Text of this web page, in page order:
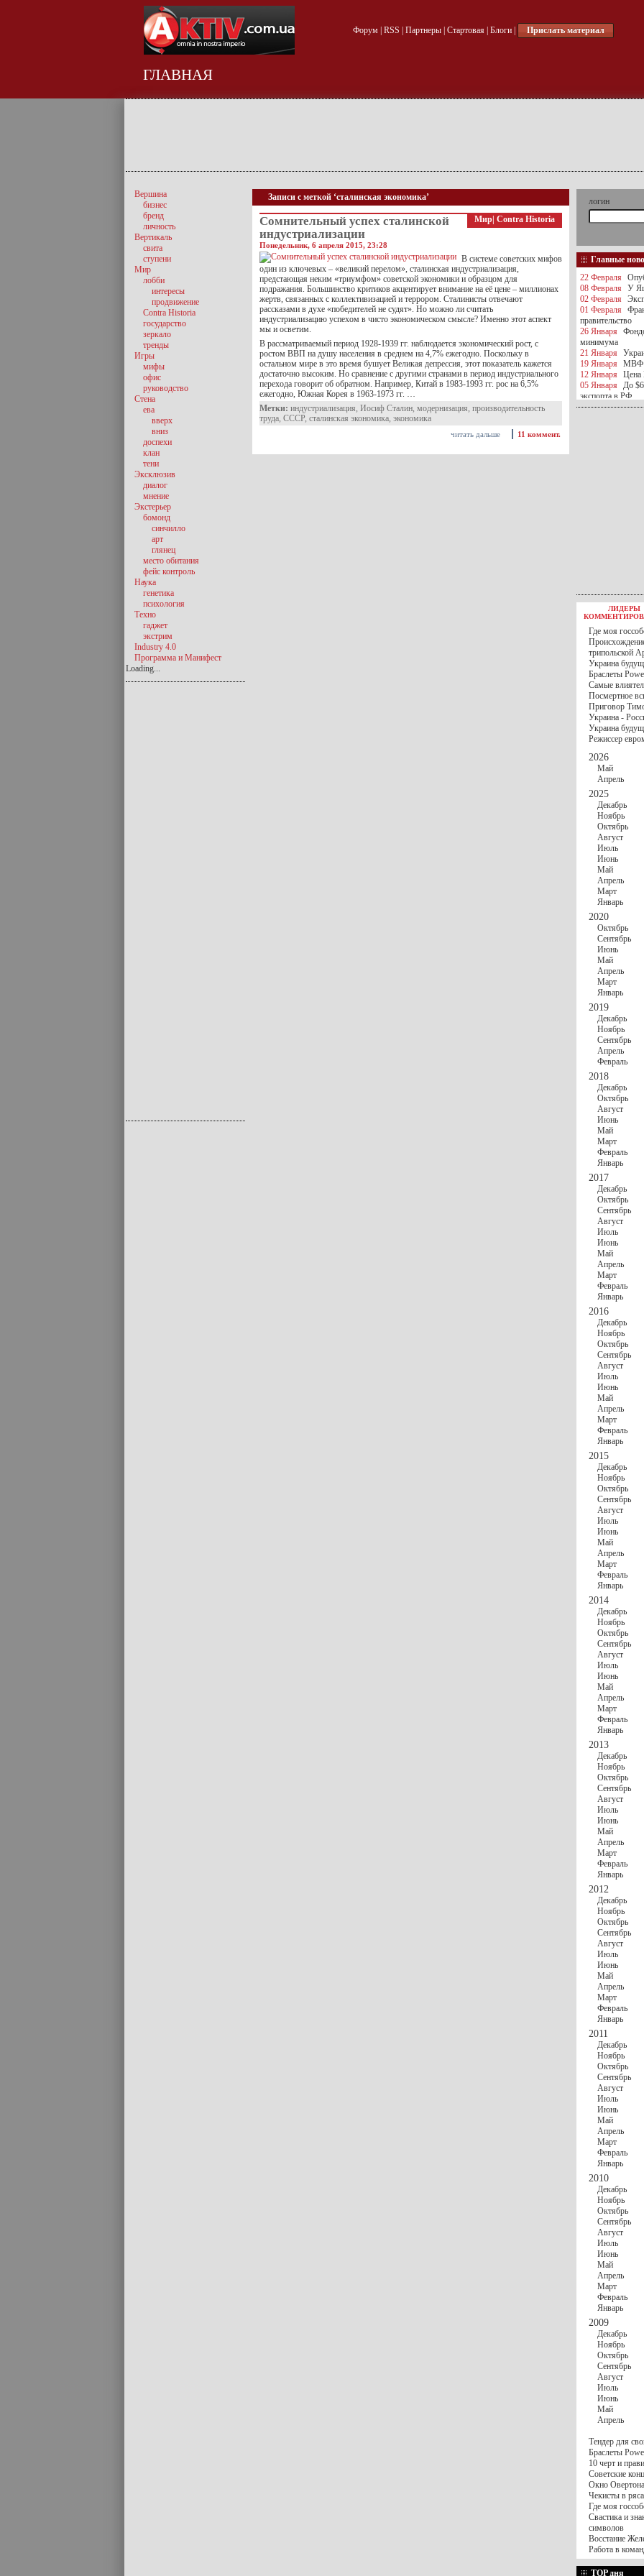
Форум| RSS Партнеры| Стартовая| Блоги| Прислать материал
ГЛАВНАЯ
Записи с меткой ‘сталинская экономика’
Мир Contra Historia
Сомнительный успех сталинской
индустриализации
Понедельник, 6 апреля 2015, 23:28
В системе советских мифов
один из ключевых – «великий перелом», сталинская индустриализация,
предстающая неким «триумфом» советской экономики и образцом для
подражания. Большинство критиков акцентирует внимание на её цене – миллионах
жертв, связанных с коллективизацией и террором. Сталинисты отвечают
рассказами в духе «победителей не судят». Но можно ли считать
индустриализацию успехом в чисто экономическом смысле? Именно этот аспект
мы и осветим.
В рассматриваемый период 1928-1939 гг. наблюдается экономический рост, c
ростом ВВП на душу населения в среднем на 4,7% ежегодно. Поскольку в
остальном мире в это время бушует Великая депрессия, этот показатель кажется
достаточно высоким. Но сравнение с другими странами в период индустриального
перехода говорит об обратном. Например, Китай в 1983-1993 гг. рос на 6,5%
ежегодно, Южная Корея в 1963-1973 гг. …
Метки: индустриализация, Иосиф Сталин, модернизация, производительность
труда, СССР, сталинская экономика, экономика
11 коммент.
читать дальше
Вершина
бизнес
бренд
личность
Вертикаль
свита
ступени
Мир
лобби
интересы
продвижение
Contra Historia
государство
зеркало
тренды
Игры
мифы
офис
руководство
Стена
ева
вверх
вниз
доспехи
клан
тени
Эксклюзив
диалог
мнение
Экстерьер
бомонд
синчилло
арт
глянец
место обитания
фейс контроль
Наука
генетика
психология
Техно
гаджет
экстрим
Industry 4.0
Программа и Манифест
Loading...
логин
Главные
22 Февраля
08 Февраля
У
02 Февраля
01 Февраля
правительство
26 Января
минимума
21 Января
19 Января
МВФ
12 Января
Цена
05 Января
До
экспорта в РФ
05 Января
Киев
30 Ноября С 1
30 Ноября
РФ
27 Ноября
ВВП
госбюджете
27 Ноября
Турции
17 Ноября
шестилетнего
16 Ноября
13 Ноября
10 Ноября
10 Ноября
особом статусе
03 Ноября
ЛИДЕРЫ
Где моя
трипольской
Украина
Браслеты
Самые
Посмертное
Приговор
Украина -
Украина
Режиссер
2026
Май
Апрель
2025
Декабрь
Ноябрь
Октябрь
Август
Июль
Июнь
Май
Апрель
Март
Январь
2020
Октябрь
Сентябрь
Июнь
Май
Апрель
Март
Январь
2019
Декабрь
Ноябрь
Сентябрь
Апрель
Февраль
2018
Декабрь
Октябрь
Август
Июнь
Май
Март
Февраль
Январь
2017
Декабрь
Октябрь
Сентябрь
Август
Июль
Июнь
Май
Апрель
Март
Февраль
Январь
2016
Декабрь
Ноябрь
Октябрь
Сентябрь
Август
Июль
Июнь
Май
Апрель
Март
Февраль
Январь
2015
Декабрь
Ноябрь
Октябрь
Сентябрь
Август
Июль
Июнь
Май
Апрель
Март
Февраль
Январь
2014
Декабрь
Ноябрь
Октябрь
Сентябрь
Август
Июль
Июнь
Май
Апрель
Март
Февраль
Январь
2013
Декабрь
Ноябрь
Октябрь
Сентябрь
Август
Июль
Июнь
Май
Апрель
Март
Февраль
Январь
2012
Декабрь
Ноябрь
Октябрь
Сентябрь
Август
Июль
Июнь
Май
Апрель
Март
Февраль
Январь
2011
Декабрь
Ноябрь
Октябрь
Сентябрь
Август
Июль
Июнь
Май
Апрель
Март
Февраль
Январь
2010
Декабрь
Ноябрь
Октябрь
Сентябрь
Август
Июль
Июнь
Май
Апрель
Март
Февраль
Январь
2009
Декабрь
Ноябрь
Октябрь
Сентябрь
Август
Июль
Июнь
Май
Апрель
Тендер для
Браслеты
10 черт и
Советские
Окно
Чекисты в
Где моя
Свастика и
символов
Восстание
Работа в
TOP дня